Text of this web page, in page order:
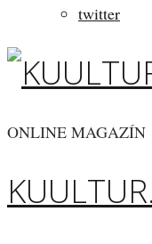
twitter
ONLINE MAGAZÍN